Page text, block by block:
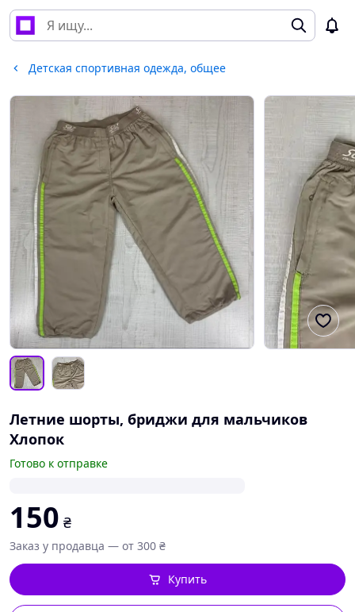
Детская спортивная одежда, общее
Летние шорты, бриджи для мальчиков
Хлопок
Готово к отправке
150 ₴
Заказ у продавца — от 300 ₴
Купить